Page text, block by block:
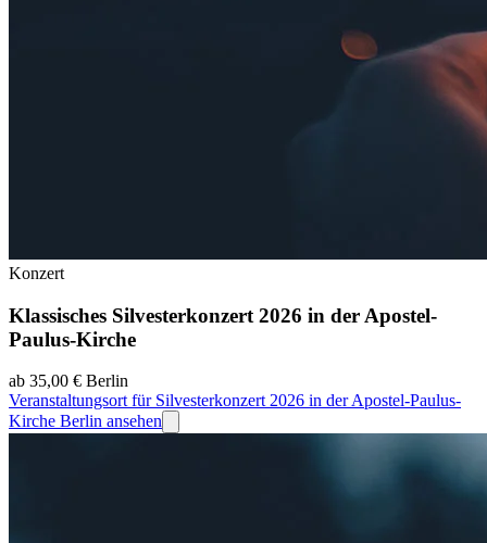
Konzert
Klassisches Silvesterkonzert 2026 in der Apostel-
Paulus-Kirche
ab 35,00 € Berlin
Veranstaltungsort für Silvesterkonzert 2026 in der Apostel-Paulus-
Kirche Berlin ansehen